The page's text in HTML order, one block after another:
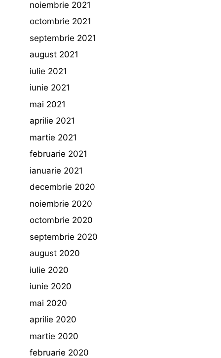
noiembrie 2021
octombrie 2021
septembrie 2021
august 2021
iulie 2021
iunie 2021
mai 2021
aprilie 2021
martie 2021
februarie 2021
ianuarie 2021
decembrie 2020
noiembrie 2020
octombrie 2020
septembrie 2020
august 2020
iulie 2020
iunie 2020
mai 2020
aprilie 2020
martie 2020
februarie 2020